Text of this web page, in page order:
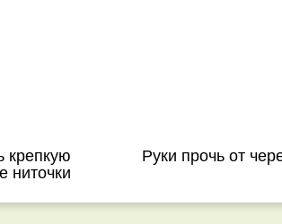
крепкую
ниточки
Руки прочь от